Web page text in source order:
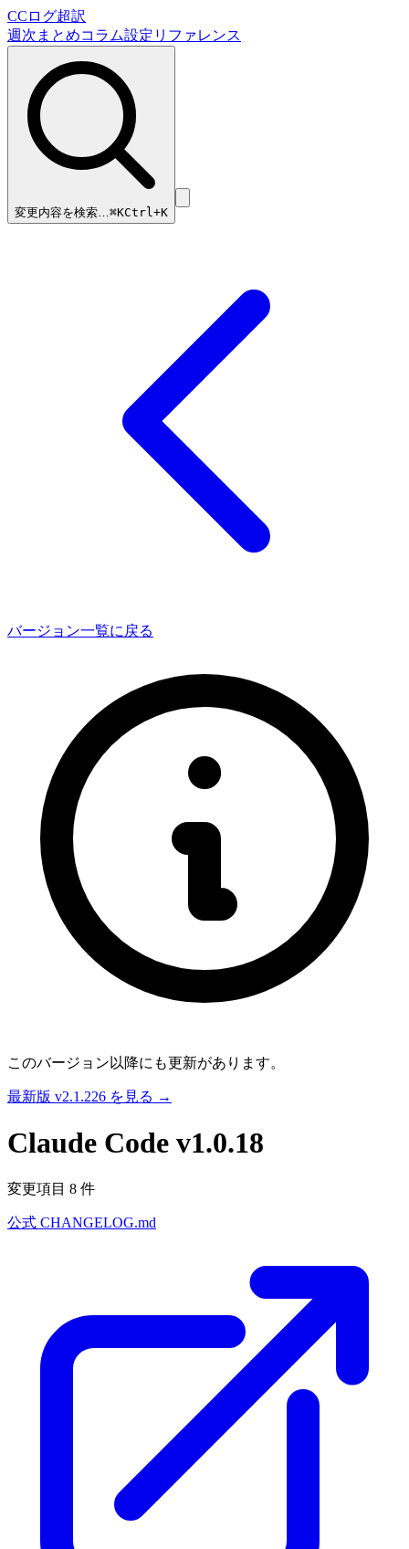
CCログ超訳
週次まとめコラム設定リファレンス
変更内容を検索…⌘KCtrl+K
バージョン一覧に戻る
このバージョン以降にも更新があります。
最新版 v2.1.226 を見る →
Claude Code v1.0.18
変更項目 8 件
公式 CHANGELOG.md